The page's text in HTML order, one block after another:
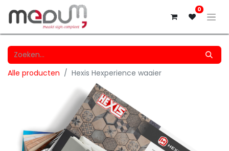
0
Alle producten Hexis Hexperience waaier